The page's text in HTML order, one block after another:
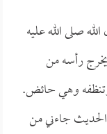
صلى الله عليه
رأسه من
وهي حائض.
جاءني من